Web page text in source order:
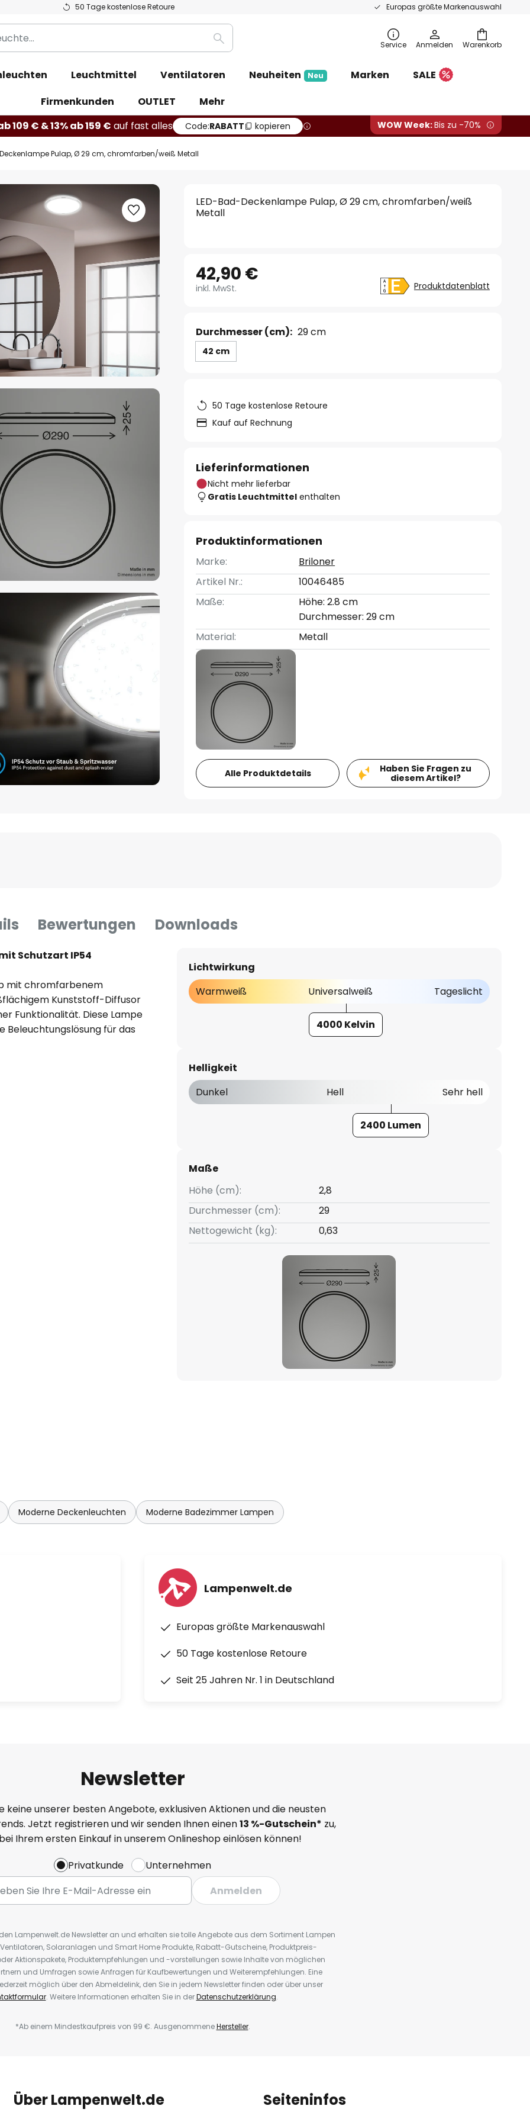
50 Tage kostenlose Retoure Europas größte Markenauswahl
Warenkorb
Suche Service Anmelden
Leuchtmittel Ventilatoren Neuheiten Neu Marken
SALE
Firmenkunden
OUTLET
Mehr
109 € & 13% ab 159 € auf fast alles Code:RABATT kopieren WOW Week:Bis zu -70%
Pulap, Ø 29 cm, chromfarben/weiß Metall
LED-Bad-Deckenlampe Pulap, Ø 29 cm, chromfarben/weiß
Metall
42,90 €
inkl. MwSt. Produktdatenblatt
Durchmesser (cm): 29 cm
42 cm
50 Tage kostenlose Retoure
Kauf auf Rechnung
Lieferinformationen
Nicht mehr lieferbar
Gratis Leuchtmittel enthalten
Produktinformationen
Marke:
Briloner
Artikel Nr.:
10046485
Maße:
Höhe: 2.8 cm
Durchmesser: 29 cm
Material:
Metall
Alle Produktdetails
Haben Sie Fragen zu
diesem Artikel?
Bewertungen Downloads
Schutzart IP54
mit chromfarbenem
Kunststoff-Diffusor
Funktionalität. Diese Lampe
Beleuchtungslösung für das
Lichtwirkung
Warmweiß
Universalweiß Tageslicht
4000 Kelvin
Helligkeit
Dunkel
Hell Sehr hell
2400 Lumen
Maße
Höhe (cm):
2,8
Durchmesser (cm):
29
Nettogewicht (kg):
0,63
Moderne Deckenleuchten Moderne Badezimmer Lampen
Lampenwelt.de
Europas größte Markenauswahl
50 Tage kostenlose Retoure
Seit 25 Jahren Nr. 1 in Deutschland
Newsletter
keine unserer besten Angebote, exklusiven Aktionen und die neusten
Jetzt registrieren und wir senden Ihnen einen13 %-Gutschein* zu,
Ihrem ersten Einkauf in unserem Onlineshop einlösen können!
Privatkunde
Unternehmen
Anmelden
Lampenwelt.de Newsletter an und erhalten sie tolle Angebote aus dem Sortiment Lampen
Solaranlagen und Smart Home Produkte, Rabatt-Gutscheine, Produktpreis-
Aktionspakete, Produktempfehlungen und -vorstellungen sowie Inhalte von möglichen
und Umfragen sowie Anfragen für Kaufbewertungen und Weiterempfehlungen. Eine
möglich über den Abmeldelink, den Sie in jedem Newsletter finden oder über unser
. Weitere Informationen erhalten Sie in derDatenschutzerklärung.
*Ab einem Mindestkaufpreis von 99 €. AusgenommeneHersteller.
Über Lampenwelt.de Seiteninfos